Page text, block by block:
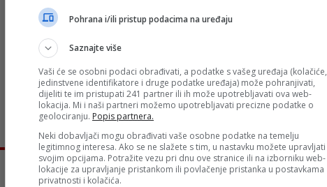
Pohrana i/ili pristup podacima na uređaju
Saznajte više
Vaši će se osobni podaci obrađivati, a podatke s vašeg uređaja (kolačiće,
jedinstvene identifikatore i druge podatke uređaja) može pohranjivati,
dijeliti te im pristupati 241 partner ili ih može upotrebljavati ova web-
lokacija. Mi i naši partneri možemo upotrebljavati precizne podatke o
geolociranju. Popis partnera.
Neki dobavljači mogu obrađivati vaše osobne podatke na temelju
legitimnog interesa. Ako se ne slažete s tim, u nastavku možete upravljati
svojim opcijama. Potražite vezu pri dnu ove stranice ili na izborniku web-
lokacije za upravljanje pristankom ili povlačenje pristanka u postavkama
privatnosti i kolačića.